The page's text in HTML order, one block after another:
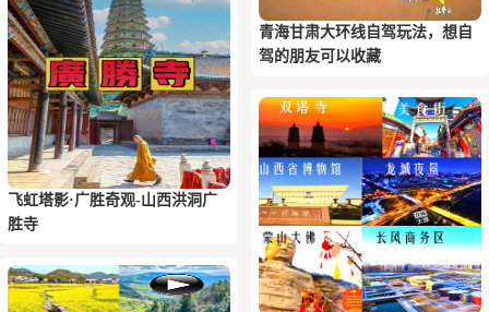
飞虹塔影·广胜奇观-山西洪洞广
胜寺
青海甘肃大环线自驾玩法，想自
驾的朋友可以收藏